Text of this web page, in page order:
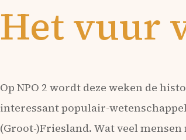
Het vuur
Op NPO 2 wordt deze weken de
interessant populair-
(Groot-)Friesland. Wat veel